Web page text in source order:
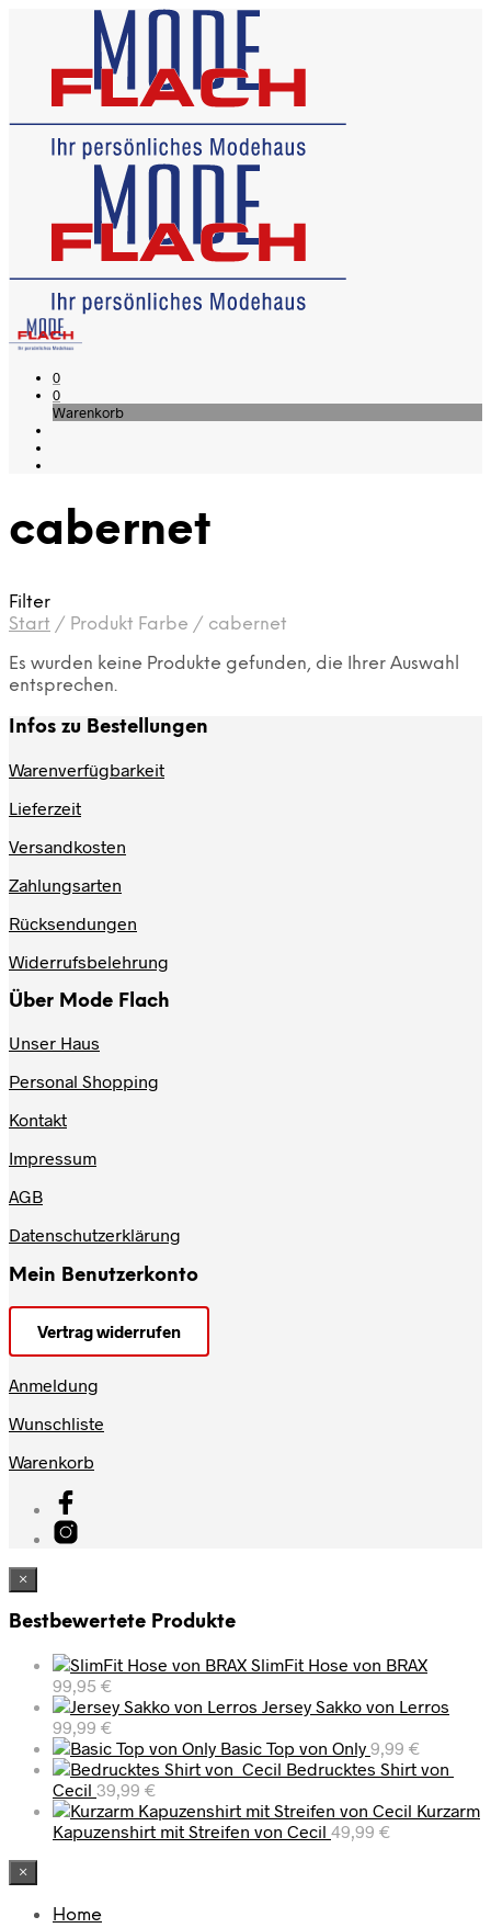
0
0
Warenkorb
cabernet
Filter
Start / Produkt Farbe / cabernet
Es wurden keine Produkte gefunden, die Ihrer Auswahl
entsprechen.
Infos zu Bestellungen
Warenverfügbarkeit
Lieferzeit
Versandkosten
Zahlungsarten
Rücksendungen
Widerrufsbelehrung
Über Mode Flach
Unser Haus
Personal Shopping
Kontakt
Impressum
AGB
Datenschutzerklärung
Mein Benutzerkonto
Vertrag widerrufen
Anmeldung
Wunschliste
Warenkorb
×
Bestbewertete Produkte
SlimFit Hose von BRAX
99,95 €
Jersey Sakko von Lerros
99,99 €
Basic Top von Only 9,99 €
Bedrucktes Shirt von
Cecil 39,99 €
Kurzarm
Kapuzenshirt mit Streifen von Cecil 49,99 €
×
Home